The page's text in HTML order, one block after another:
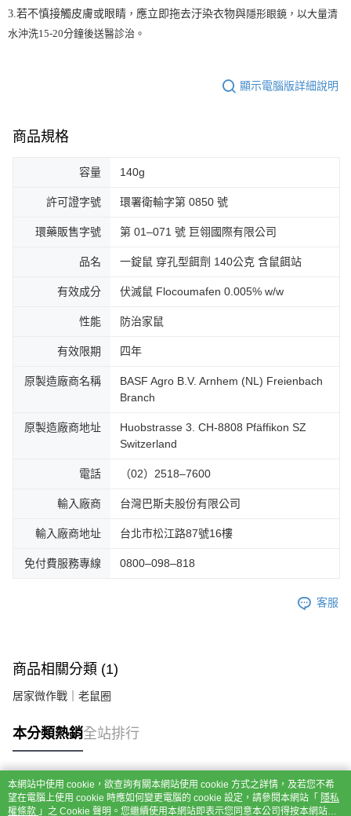
3.若不慎接觸皮膚或眼睛 ， 應立即拖去汙染衣物與隱形眼鏡 ， 以大量清
水沖洗15-20分鐘後送醫診治 。
顯示電腦版詳細說明
商品規格
容量 140g
許可證字號 環署衛輸字第 0850 號
環藥販售字號 第 01–071 號 巨翎國際有限公司
品名 一錠鼠 穿孔型餌劑 140公克 含鼠餌站
有效成分 伏滅鼠 Flocoumafen 0.005% w/w
性能 防治家鼠
有效限期 四年
原製造廠商名稱
BASF Agro B.V. Arnhem (NL) Freienbach
Branch
原製造廠商地址
Huobstrasse 3. CH-8808 Pfäffikon SZ
Switzerland
電話 （02）2518–7600
輸入廠商 台灣巴斯夫股份有限公司
輸入廠商地址 台北市松江路87號16樓
免付費服務專線 0800–098–818
客服
商品相關分類 (1)
居家微作戰｜老鼠圈
本分類熱銷全站排行
熱門標籤
本網站中使用 cookie，欲查詢有關本網站使用 cookie 方式之詳情，及若您不希
望在電腦上使用 cookie 時應如何變更電腦的 cookie 設定，請參閱本網站「 隱私
權條款 」之 Cookie 聲明。您繼續使用本網站即表示您同意本公司得按本網站使